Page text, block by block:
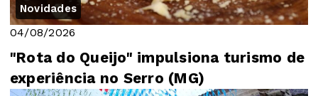
Novidades
04/08/2026
"Rota do Queijo" impulsiona turismo de
experiência no Serro (MG)